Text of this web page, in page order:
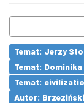
Temat: Jerzy
Temat:
Temat:
Autor: